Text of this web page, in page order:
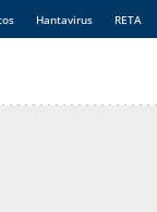
Hantavirus RETA